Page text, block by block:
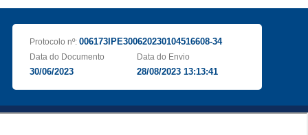
Protocolo nº: 006173IPE300620230104516608-34
Data do Documento
30/06/2023
Data do Envio
28/08/2023 13:13:41